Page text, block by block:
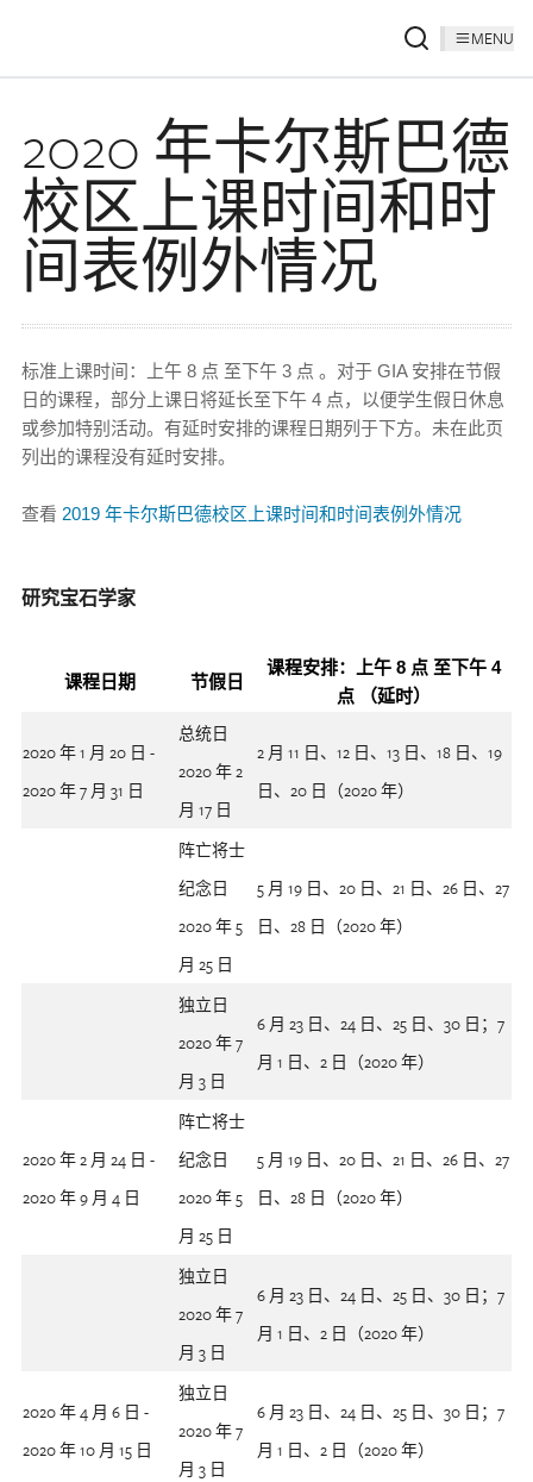
MENU
2020 年卡尔斯巴德
校区上课时间和时
间表例外情况
标准上课时间：上午 8 点 至下午 3 点 。对于 GIA 安排在节假
日的课程，部分上课日将延长至下午 4 点，以便学生假日休息
或参加特别活动。有延时安排的课程日期列于下方。未在此页
列出的课程没有延时安排。
查看 2019 年卡尔斯巴德校区上课时间和时间表例外情况
研究宝石学家
课程日期 节假日
课程安排：上午 8 点 至下午 4
点 （延时）
2020 年 1 月 20 日 -
2020 年 7 月 31 日
总统日
2020 年 2
月 17 日
2 月 11 日、12 日、13 日、18 日、19
日、20 日（2020 年）
阵亡将士
纪念日
2020 年 5
月 25 日
5 月 19 日、20 日、21 日、26 日、27
日、28 日（2020 年）
独立日
2020 年 7
月 3 日
6 月 23 日、24 日、25 日、30 日；7
月 1 日、2 日（2020 年）
2020 年 2 月 24 日 -
2020 年 9 月 4 日
阵亡将士
纪念日
2020 年 5
月 25 日
5 月 19 日、20 日、21 日、26 日、27
日、28 日（2020 年）
独立日
2020 年 7
月 3 日
6 月 23 日、24 日、25 日、30 日；7
月 1 日、2 日（2020 年）
2020 年 4 月 6 日 -
2020 年 10 月 15 日
独立日
2020 年 7
月 3 日
6 月 23 日、24 日、25 日、30 日；7
月 1 日、2 日（2020 年）